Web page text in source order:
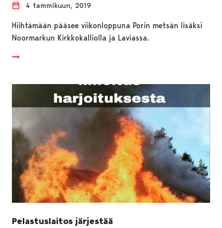
4 tammikuun, 2019
Hiihtämään pääsee viikonloppuna Porin metsän lisäksi
Noormarkun Kirkkokalliolla ja Laviassa.
Pelastuslaitos järjestää